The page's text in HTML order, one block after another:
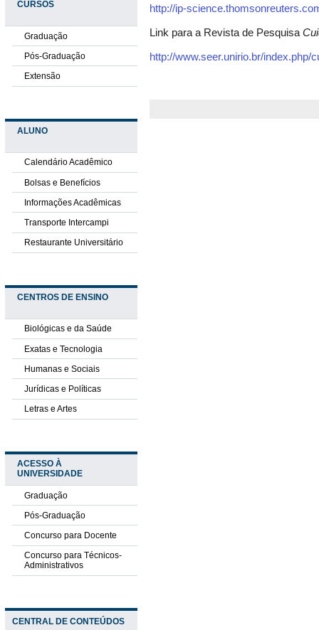
CURSOS
Graduação
Pós-Graduação
Extensão
ALUNO
Calendário Acadêmico
Bolsas e Benefícios
Informações Acadêmicas
Transporte Intercampi
Restaurante Universitário
CENTROS DE ENSINO
Biológicas e da Saúde
Exatas e Tecnologia
Humanas e Sociais
Jurídicas e Políticas
Letras e Artes
ACESSO À
UNIVERSIDADE
Graduação
Pós-Graduação
Concurso para Docente
Concurso para Técnicos-
Administrativos
CENTRAL DE CONTEÚDOS
http://ip-
Link para a Revista de Pesquisa
http://www.seer.unirio.br/index.php/